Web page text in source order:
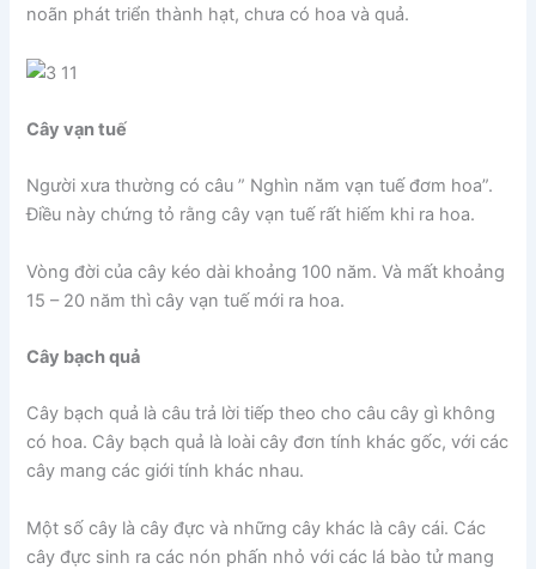
noãn phát triển thành hạt, chưa có hoa và quả.
Cây vạn tuế
Người xưa thường có câu ” Nghìn năm vạn tuế đơm hoa”.
Điều này chứng tỏ rằng cây vạn tuế rất hiếm khi ra hoa.
Vòng đời của cây kéo dài khoảng 100 năm. Và mất khoảng
15 – 20 năm thì cây vạn tuế mới ra hoa.
Cây bạch quả
Cây bạch quả là câu trả lời tiếp theo cho câu cây gì không
có hoa. Cây bạch quả là loài cây đơn tính khác gốc, với các
cây mang các giới tính khác nhau.
Một số cây là cây đực và những cây khác là cây cái. Các
cây đực sinh ra các nón phấn nhỏ với các lá bào tử mang